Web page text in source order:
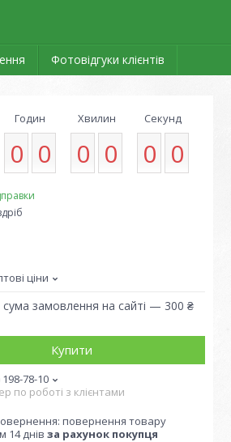
Фотовідгуки клієнтів
Годин
0 0
Хвилин
0 0
Секунд
0 0
ціни
сума замовлення на сайті — 300 ₴
Купити
198-78-10
по роботі з клієнтами
повернення товару
14 днів за рахунок покупця